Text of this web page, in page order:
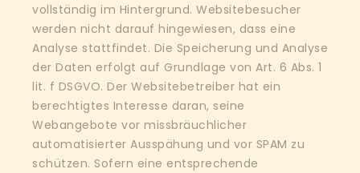
vollständig im Hintergrund. Websitebesucher
werden nicht darauf hingewiesen, dass eine
Analyse stattfindet. Die Speicherung und Analyse
der Daten erfolgt auf Grundlage von Art. 6 Abs. 1
lit. f DSGVO. Der Websitebetreiber hat ein
berechtigtes Interesse daran, seine
Webangebote vor missbräuchlicher
automatisierter Ausspähung und vor SPAM zu
schützen. Sofern eine entsprechende